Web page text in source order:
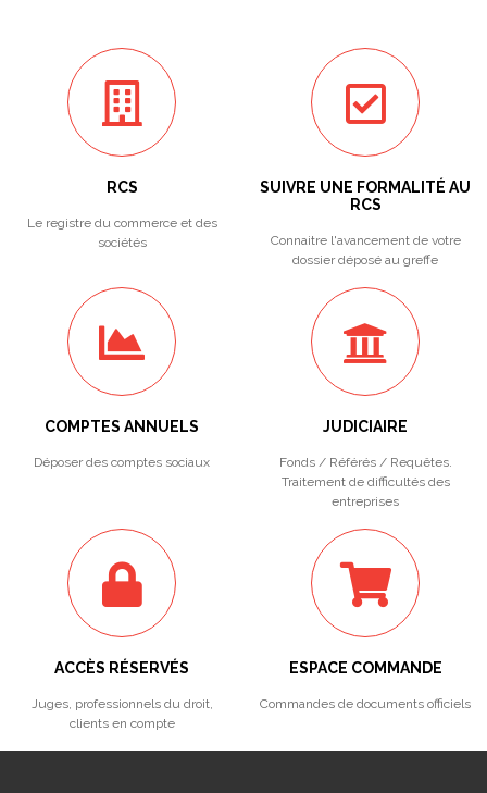
RCS
Le registre du commerce et des
sociétés
SUIVRE UNE FORMALITÉ AU
RCS
Connaitre l'avancement de votre
dossier déposé au greffe
COMPTES ANNUELS
Déposer des comptes sociaux
JUDICIAIRE
Fonds / Référés / Requêtes.
Traitement de difficultés des
entreprises
ACCÈS RÉSERVÉS
Juges, professionnels du droit,
clients en compte
ESPACE COMMANDE
Commandes de documents officiels